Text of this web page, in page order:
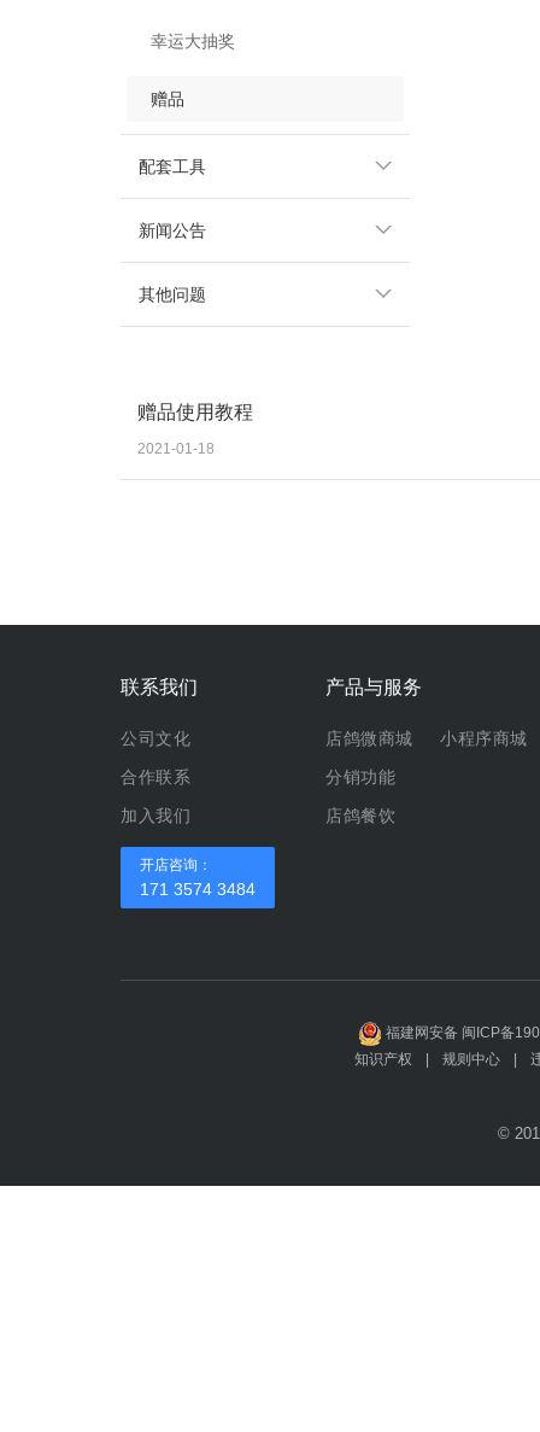
幸运大抽奖
赠品
配套工具
新闻公告
其他问题
赠品使用教程
2021-01-18
联系我们
公司文化
合作联系
加入我们
开店咨询：
171 3574 3484
产品与服务
店鸽微商城
小程序商城
分销功能
店鸽餐饮
福建网安备 闽ICP备
知识产权
规则中心
©